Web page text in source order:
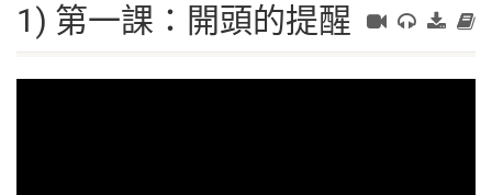
1) 第一課：開頭的提醒